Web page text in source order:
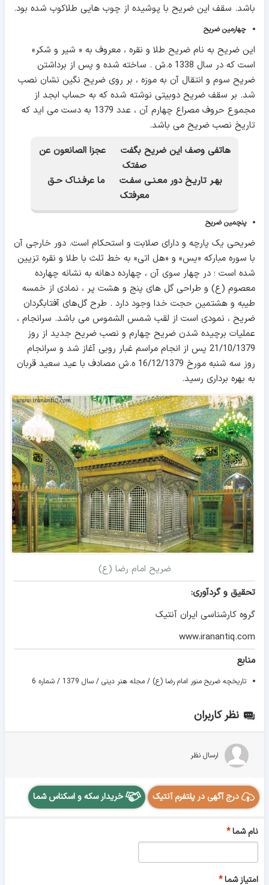
باشد. سقف این ضریح با پوشیده از چوب هایی طلاکوب شده بود.
چهارمین ضریح
این ضریح به نام ضریح طلا و نقره ، معروف به « شیر و شکر»
است که در سال 1338 ه.ش . ساخته شده و پس از برداشتن
ضریح سوم و انتقال آن به موزه ، بر روی ضریح نگین نشان نصب
شد. بر سقف ضریح دوبیتی نوشته شده که به حساب ابجد از
مجموع حروف مصراع چهارم آن ، عدد 1379 به دست می اید که
تاریخ نصب ضریح می باشد.
هاتفی وصف این ضریح بگفت عجزا الصانعون عن
صفتک
بهـر تاریـخ دور معـنـی سفـت ما عرفـنـاک حـق
معرفتک
پنچمین ضریح
ضریحی یک پارچه و دارای صلابت و استحکام است. دور خارجی آن
با سوره مبارکه «یس» و «هل اتی» به خط ثلث با طلا و نقره تزیین
شده است ؛ در چهار سوی آن ، چهارده دهانه به نشانه چهارده
معصوم (ع) و طراحی گل ‌‌های پنج و هشت پر ، نمادی از خمسه
طیبه و هشتمین حجت خدا وجود دارد . طرح گل‌‌های آفتابگردان
ضریح ، نمودی است از لقب شمس الشموس می باشد. سرانجام ،
عملیات برچیده شدن ضریح چهارم و نصب ضریح جدید از روز
21/10/1379 پس از انجام مراسم غبار روبی آغاز شد و سرانجام
روز سه شنبه مورخ 16/12/1379 ه.ش مصادف با عید سعید قربان
به بهره برداری رسید.
ضریح امام رضا (ع)
تحقیق و گردآوری:
گروه کارشناسی ایران آنتیک
www.iranantiq.com
منابع
تاریخچه ضریح منور امام رضا (ع) / مجله هنر دینی / سال 1379 / شماره 6
نظر کاربران
ارسال نظر
درج آگهی در پلتفرم آنتیک خریدار سکه و اسکناس شما
نام شما
امتیاز شما